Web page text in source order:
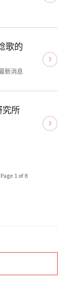
歌的
新消息
究所
Page 1 of 8